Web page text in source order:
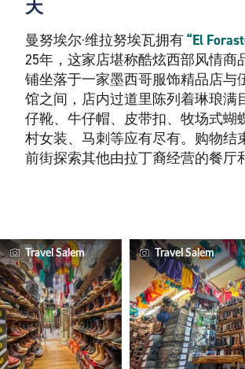
天
曼努埃尔·维拉努埃瓦拥有“El
25年，这家店堪称酷炫西部风情商
铺坐落于一家墨西哥服饰精品店与
馆之间，店内过道里陈列着琳琅满
仔靴、牛仔帽、皮带扣、牧场式蝴
村女装、马刺等应有尽有。购物结
前街探索其他由拉丁裔经营的餐厅
Travel Salem Travel Salem